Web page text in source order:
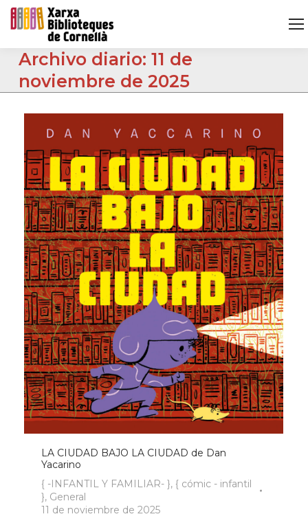
Archivo diario:11 de
noviembre de 2025
LA CIUDAD BAJO LA CIUDAD de Dan
Yacarino
{ -INFANTIL Y FAMILIAR- }, { cómic - infantil
}, General
11 de noviembre de 2025